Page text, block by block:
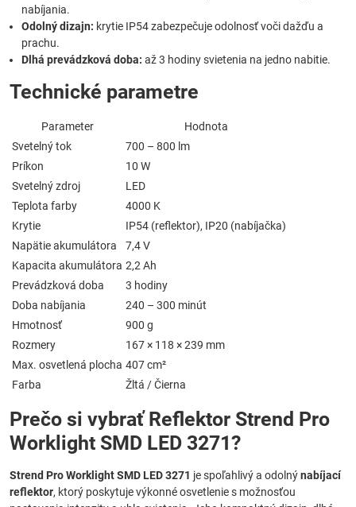
nabíjania.
Odolný dizajn: krytie IP54 zabezpečuje odolnosť voči dažďu a
prachu.
Dlhá prevádzková doba: až 3 hodiny svietenia na jedno nabitie.
Technické parametre
Parameter
Hodnota
Svetelný tok
700 – 800 lm
Príkon
10 W
Svetelný zdroj
LED
Teplota farby
4000 K
Krytie
IP54 (reflektor), IP20 (nabíjačka)
Napätie akumulátora
7,4 V
Kapacita akumulátora 2,2 Ah
Prevádzková doba
3 hodiny
Doba nabíjania
240 – 300 minút
Hmotnosť
900 g
Rozmery
167 × 118 × 239 mm
Max. osvetlená plocha 407 cm²
Farba
Žltá / Čierna
Prečo si vybrať Reflektor Strend Pro
Worklight SMD LED 3271?
Strend Pro Worklight SMD LED 3271 je spoľahlivý a odolnýnabíjací
reflektor, ktorý poskytuje výkonné osvetlenie s možnosťou